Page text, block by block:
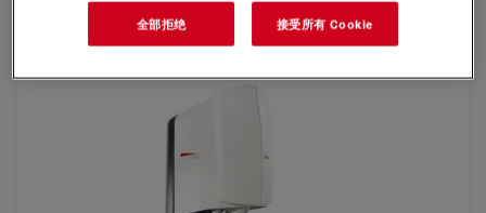
全部拒绝 接受所有 Cookie